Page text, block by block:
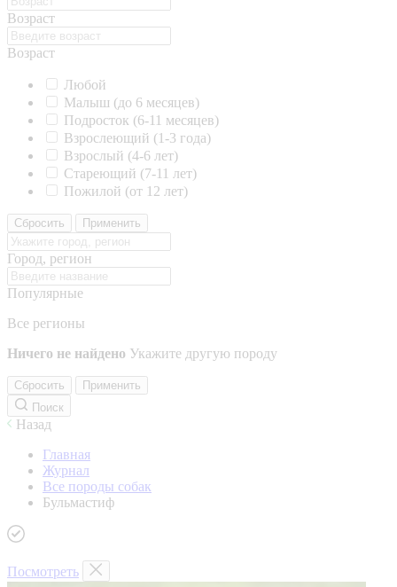
Возраст
Возраст
Любой
Малыш (до 6 месяцев)
Подросток (6-11 месяцев)
Взрослеющий (1-3 года)
Взрослый (4-6 лет)
Стареющий (7-11 лет)
Пожилой (от 12 лет)
Сбросить Применить
Город, регион
Популярные
Все регионы
Ничего не найдено Укажите другую породу
Сбросить
Применить
Поиск
Назад
Главная
Журнал
Все породы собак
Бульмастиф
Посмотреть